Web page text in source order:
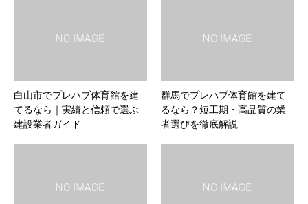
白山市でプレハブ体育館を建
てるなら｜実績と信頼で選ぶ
建設業者ガイド
群馬でプレハブ体育館を建て
るなら？短工期・高品質の業
者選びを徹底解説